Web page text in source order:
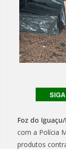
Foz do Iguaçu/
com a Polícia
produtos